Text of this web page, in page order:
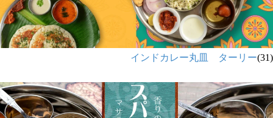
インドカレー丸皿 ターリー(31)